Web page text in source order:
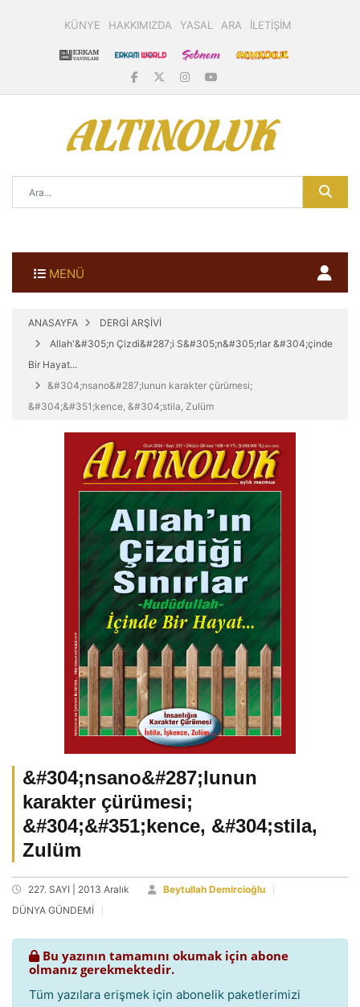
KÜNYE HAKKIMIZDA YASAL ARA İLETİŞİM
MENÜ
ANASAYFA
DERGİ ARŞİVİ
Allah'&#305;n Çizdi&#287;i S&#305;n&#305;rlar &#304;çinde
Bir Hayat...
&#304;nsano&#287;lunun karakter çürümesi;
&#304;&#351;kence, &#304;stila, Zulüm
&#304;nsano&#287;lunun
karakter çürümesi;
&#304;&#351;kence, &#304;stila,
Zulüm
227. SAYI | 2013 Aralık
Beytullah Demircioğlu
DÜNYA GÜNDEMİ
Bu yazının tamamını okumak için abone
olmanız gerekmektedir.
Tüm yazılara erişmek için abonelik paketlerimizi